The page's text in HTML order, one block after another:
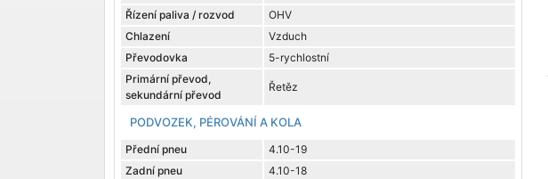
Řízení paliva / rozvod
OHV
Chlazení
Vzduch
Převodovka
5-rychlostní
Primární převod,
sekundární převod
Řetěz
PODVOZEK, PÉROVÁNÍ A KOLA
Přední pneu
4.10-19
Zadní pneu
4.10-18